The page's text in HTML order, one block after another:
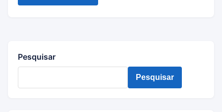
Pesquisar
Pesquisar